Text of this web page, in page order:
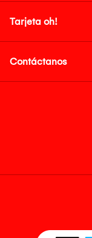
Tarjeta oh!
Contáctanos